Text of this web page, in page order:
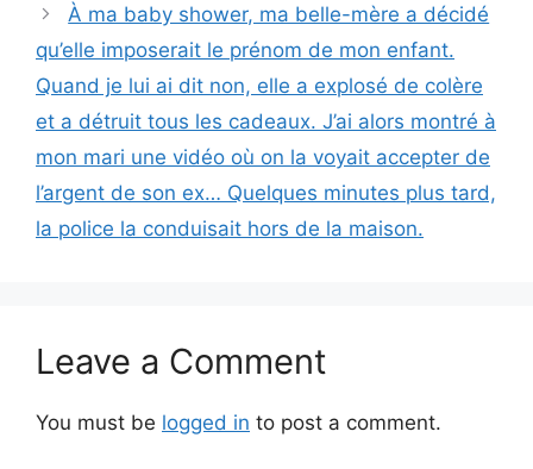
À ma baby shower, ma belle-mère a décidé
qu’elle imposerait le prénom de mon enfant.
Quand je lui ai dit non, elle a explosé de colère
et a détruit tous les cadeaux. J’ai alors montré à
mon mari une vidéo où on la voyait accepter de
l’argent de son ex… Quelques minutes plus tard,
la police la conduisait hors de la maison.
Leave a Comment
You must be logged in to post a comment.